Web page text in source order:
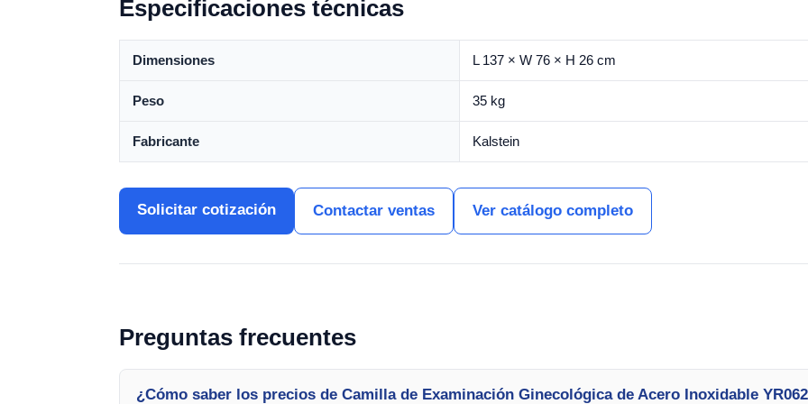
Especificaciones técnicas
Dimensiones L 137 × W 76 × H 26 cm
Peso 35 kg
Fabricante Kalstein
Solicitar cotización Contactar ventas Ver catálogo completo
Preguntas frecuentes
¿Cómo saber los precios de Camilla de Examinación Ginecológica de Acero Inoxidable